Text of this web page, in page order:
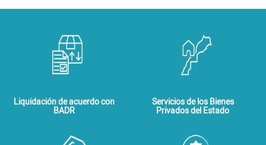
Liquidación de acuerdo con
BADR
Servicios de los Bienes
Privados del Estado